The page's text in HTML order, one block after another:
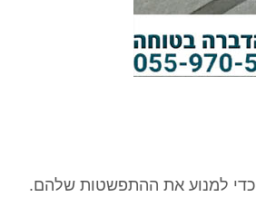
כדי למנוע את ההתפשטות שלהם.